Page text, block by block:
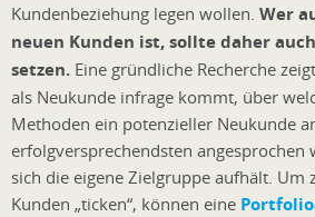
Kundenbeziehung legen wollen. Wer
neuen Kunden ist, sollte daher
setzen. Eine gründliche Recherche
als Neukunde infrage kommt, über
Methoden ein potenzieller Neukunde
erfolgversprechendsten angesprochen
sich die eigene Zielgruppe aufhält. Um
Kunden „ticken“, können eine